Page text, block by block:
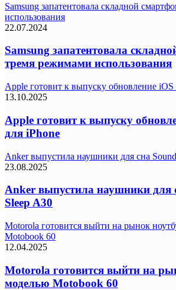
Samsung запатентовала складной
использования
22.07.2024
Samsung запатентовала
тремя режимами использования
Apple готовит к выпуску обновление iOS
13.10.2025
Apple готовит к выпуску
для iPhone
Anker выпустила наушники для сна
23.08.2025
Anker выпустила наушники для
Sleep A30
Motorola готовится выйти на рынок
Motobook 60
12.04.2025
Motorola готовится выйти на
моделью Motobook 60